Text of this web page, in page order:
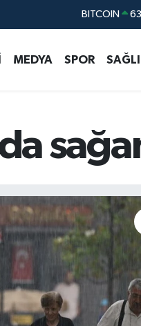
DOLAR
STERLİN
MEDYA SPOR